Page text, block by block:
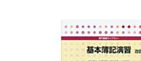
個人情報・特定個人情報の取り扱い
教科書採択の公正確保に関する基本方針